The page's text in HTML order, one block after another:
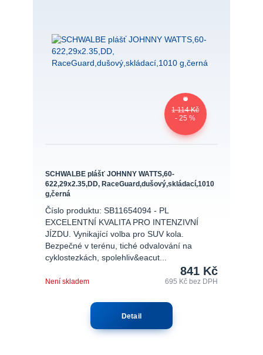
1 114 Kč
- 25 %
SCHWALBE plášť JOHNNY WATTS,60-
622,29x2.35,DD, RaceGuard,dušový,skládací,1010
g,černá
Číslo produktu: SB11654094 - PL
EXCELENTNÍ KVALITA PRO INTENZIVNÍ
JÍZDU. Vynikající volba pro SUV kola.
Bezpečné v terénu, tiché odvalování na
cyklostezkách, spolehliv&eacut...
841 Kč
695 Kčbez DPH
Není skladem
Detail